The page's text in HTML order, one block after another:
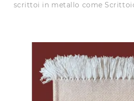
scrittoi in metallo come